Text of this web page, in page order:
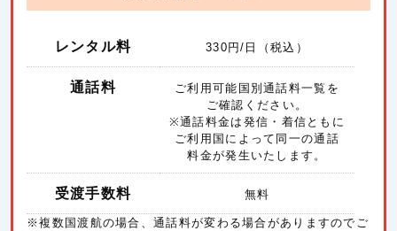
レンタル料 330 円/日（税込）
通話料
ご利用可能国別通話料一覧を
ご確認ください。
※通話料金は発信・着信ともに
ご利用国によって同一の通話
料金が発生いたします。
受渡手数料 無料
※複数国渡航の場合、通話料が変わる場合がありますのでご